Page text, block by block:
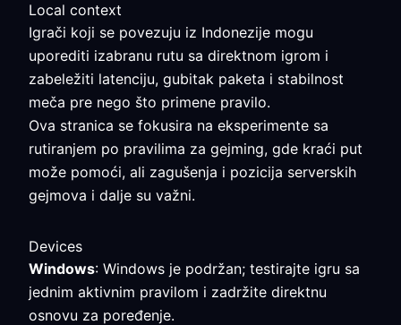
Local context
Igrači koji se povezuju iz Indonezije mogu
uporediti izabranu rutu sa direktnom igrom i
zabeležiti latenciju, gubitak paketa i stabilnost
meča pre nego što primene pravilo.
Ova stranica se fokusira na eksperimente sa
rutiranjem po pravilima za gejming, gde kraći put
može pomoći, ali zagušenja i pozicija serverskih
gejmova i dalje su važni.
Devices
Windows: Windows je podržan; testirajte igru sa
jednim aktivnim pravilom i zadržite direktnu
osnovu za poređenje.